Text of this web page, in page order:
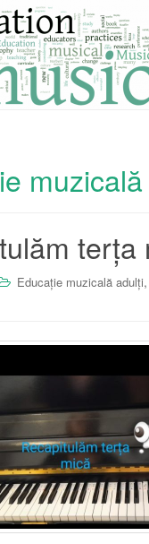
terța
Educație muzicală adulți,